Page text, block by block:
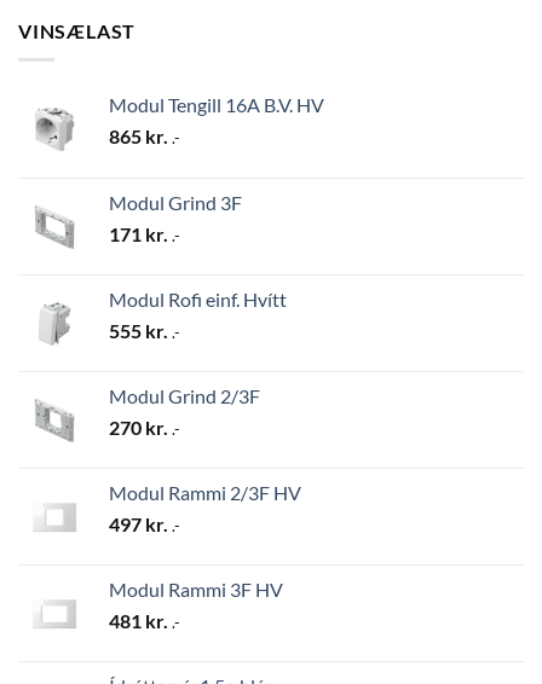
VINSÆLAST
Modul Tengill 16A B.V. HV
865 kr. .-
Modul Grind 3F
171 kr. .-
Modul Rofi einf. Hvítt
555 kr. .-
Modul Grind 2/3F
270 kr. .-
Modul Rammi 2/3F HV
497 kr. .-
Modul Rammi 3F HV
481 kr. .-